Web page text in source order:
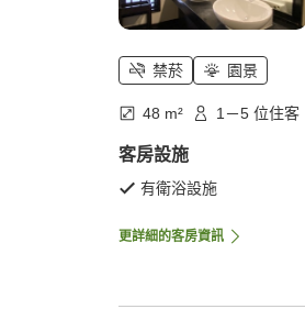
禁菸 園景
48 m² 1－5 位住客
客房設施
有衛浴設施
更詳細的客房資訊